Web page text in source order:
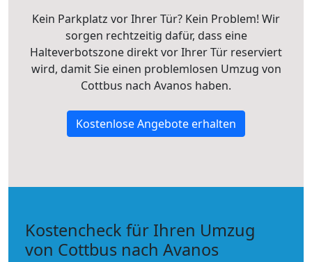
Kein Parkplatz vor Ihrer Tür? Kein Problem! Wir
sorgen rechtzeitig dafür, dass eine
Halteverbotszone direkt vor Ihrer Tür reserviert
wird, damit Sie einen problemlosen Umzug von
Cottbus nach Avanos haben.
Kostenlose Angebote erhalten
Kostencheck für Ihren Umzug
von Cottbus nach Avanos